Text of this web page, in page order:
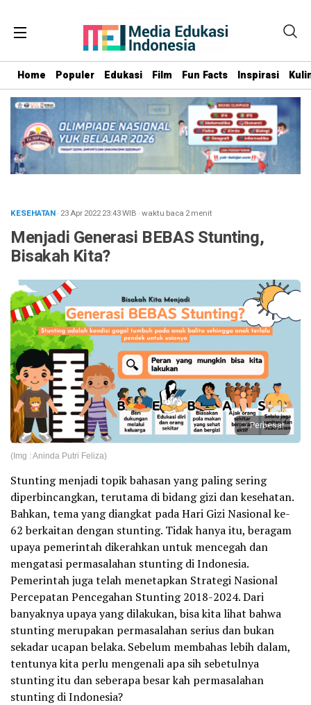
Home Populer Edukasi Film Fun Facts Inspirasi
KESEHATAN· 23 Apr 202223:43WIB ·waktu baca 2 menit
Menjadi Generasi BEBAS Stunting,
Bisakah Kita?
Perbesar
(Img : Aninda Putri Feliza)
Stunting menjadi topik bahasan yang paling sering
diperbincangkan, terutama di bidang gizi dan kesehatan.
Bahkan, tema yang diangkat pada Hari Gizi Nasional ke-
62 berkaitan dengan stunting. Tidak hanya itu, beragam
upaya pemerintah dikerahkan untuk mencegah dan
mengatasi permasalahan stunting di Indonesia.
Pemerintah juga telah menetapkan Strategi Nasional
Percepatan Pencegahan Stunting 2018-2024. Dari
banyaknya upaya yang dilakukan, bisa kita lihat bahwa
stunting merupakan permasalahan serius dan bukan
sekadar ucapan belaka. Sebelum membahas lebih dalam,
tentunya kita perlu mengenali apa sih sebetulnya
stunting itu dan seberapa besar kah permasalahan
stunting di Indonesia?